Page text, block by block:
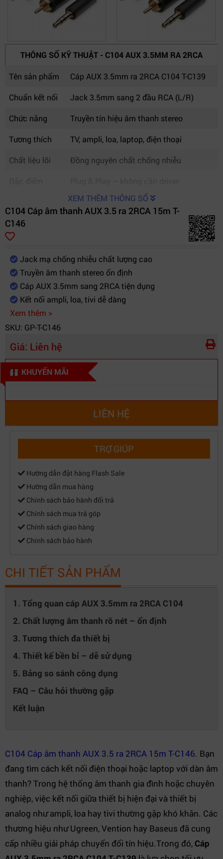
THÔNG SỐ KỸ THUẬT - C104 AUX 3.5MM RA 2RCA
Tên sản phẩm
Cáp AUX 3.5mm ra 2RCA C104 T-C139
Chuẩn kết nối
Jack 3.5mm sang 2 đầu RCA (L/R)
Chức năng
Truyền tín hiệu âm thanh stereo
Tương thích
TV, ampli, loa, laptop, điện thoại
Chất liệu lõi
Đồng nguyên chất chống nhiễu
XEM THÊM THÔNG SỐ
C104 Cáp âm thanh AUX 3.5 ra 2RCA 15m T-
C146
Jack mạ chống nhiễu chất lượng cao
Truyền âm thanh stereo ổn định
Cáp AUX 3.5mm sang 2RCA tiện dụng
Kết nối ampli, loa, tivi dễ dàng
Xem thêm >
SKU: GP-T-C146
Giá: Liên hệ
KHUYẾN MÃI
LIÊN HỆ
TRỢ GIÚP
Hướng dẫn đặt hàng Flash Sale
Hướng dẫn mua hàng
Chính sách bảo hành đổi trả
Chính sách mua trả góp
Chính sách giao hàng
Chính sách bảo hành
CHI TIẾT SẢN PHẨM
1. Tổng quan cáp AUX 3.5mm ra 2RCA C104
2. Chất lượng âm thanh rõ nét – ổn định
3. Tương thích đa thiết bị
4. Thiết kế bền bỉ – dễ sử dụng
5. Bảng so sánh công dụng
FAQ – Câu hỏi thường gặp
Kết luận
C104 Cáp âm thanh AUX 3.5 ra 2RCA 15m T-C146. Bạn
đang tìm cách kết nối điện thoại hoặc laptop với dàn âm
thanh? Trong hệ thống âm thanh gia đình hoặc chuyên
nghiệp, việc kết nối giữa thiết bị hiện đại và thiết bị
analog như ampli, loa hay tivi thường gặp khó khăn. Các
thương hiệu như Ugreen, Vention hay Baseus đã cung
cấp nhiều giải pháp chuyển đổi tín hiệu.Trong đó, Cáp